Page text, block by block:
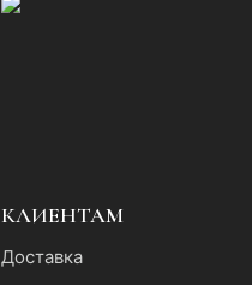
КЛИЕНТАМ
Доставка